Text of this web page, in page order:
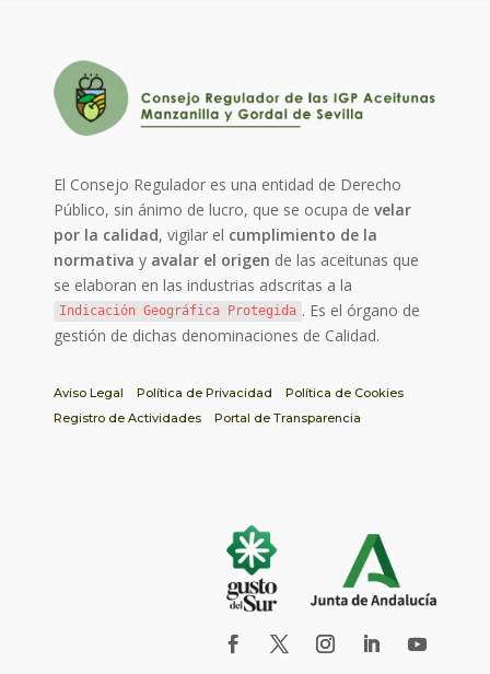
El Consejo Regulador es una entidad de Derecho
Público, sin ánimo de lucro, que se ocupa develar
por la calidad, vigilar el cumplimiento de la
normativa y avalar el origen de las aceitunas que
se elaboran en las industrias adscritas a la
Indicación Geográfica Protegida . Es el órgano de
gestión de dichas denominaciones de Calidad.
Aviso Legal Política de Privacidad
Política de Cookies
Registro de Actividades
Portal de Transparencia